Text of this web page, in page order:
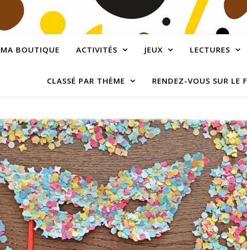
MA BOUTIQUE ACTIVITÉS JEUX LECTURES
CLASSÉ PAR THÈME RENDEZ-VOUS SUR LE